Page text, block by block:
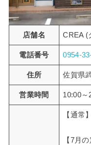
店舗名 CREA (
電話番号 0954-
住所 佐賀県
営業時間 10:00～
【通常
【7月